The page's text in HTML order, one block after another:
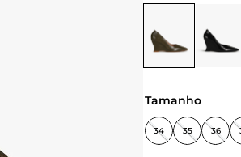
tamanho
34 35 36